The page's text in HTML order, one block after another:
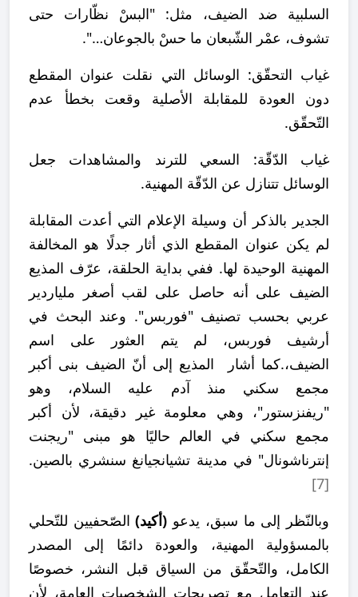
السلبية ضد الضيف، مثل: "البسْ نظّارات حتى
تشوف، عمْر الشّبعان ما حسْ بالجوعان…".
غياب التحقّق: الوسائل التي نقلت عنوان المقطع
دون العودة للمقابلة الأصلية وقعت بخطأ عدم
التّحقّق.
غياب الدّقّة: السعي للترند والمشاهدات جعل
الوسائل تتنازل عن الدّقّة المهنية.
الجدير بالذكر أن وسيلة الإعلام التي أعدت المقابلة
لم يكن عنوان المقطع الذي أثار جدلًا هو المخالفة
المهنية الوحيدة لها. ففي بداية الحلقة، عرّف المذيع
الضيف على أنه حاصل على لقب أصغر ملياردير
عربي بحسب تصنيف "فوربس". وعند البحث في
أرشيف فوربس، لم يتم العثور على اسم
الضيف،.كما أشار المذيع إلى أنّ الضيف بنى أكبر
مجمع سكني منذ آدم عليه السلام، وهو
"ريفنزستور"، وهي معلومة غير دقيقة، لأن أكبر
مجمع سكني في العالم حاليًا هو مبنى "ريجنت
إنترناشونال" في مدينة تشيانجيانغ سنشري بالصين.
[7]
وبالنّظر إلى ما سبق، يدعو (أكيد)الصّحفيين للتّحلي
بالمسؤولية المهنية، والعودة دائمًا إلى المصدر
الكامل، والتّحقّق من السياق قبل النشر، خصوصًا
عند التعامل مع تصريحات الشخصيات العامة، لأن